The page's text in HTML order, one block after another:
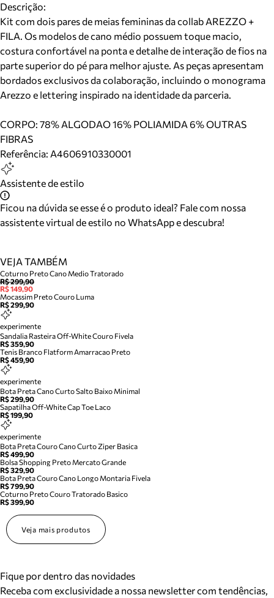
Descrição:
Kit com dois pares de meias femininas da collab AREZZO +
FILA. Os modelos de cano médio possuem toque macio,
costura confortável na ponta e detalhe de interação de fios na
parte superior do pé para melhor ajuste. As peças apresentam
bordados exclusivos da colaboração, incluindo o monograma
Arezzo e lettering inspirado na identidade da parceria.
CORPO: 78% ALGODAO 16% POLIAMIDA 6% OUTRAS
FIBRAS
Referência: A4606910330001
Assistente de estilo
Ficou na dúvida se esse é o produto ideal? Fale com nossa
assistente virtual de estilo no WhatsApp e descubra!
VEJA TAMBÉM
Coturno Preto Cano Medio Tratorado
R$ 299,90
R$ 149,90
Mocassim Preto Couro Luma
R$ 299,90
experimente
Sandalia Rasteira Off-White Couro Fivela
R$ 359,90
Tenis Branco Flatform Amarracao Preto
R$ 459,90
experimente
Bota Preta Cano Curto Salto Baixo Minimal
R$ 299,90
Sapatilha Off-White Cap Toe Laco
R$ 199,90
experimente
Bota Preta Couro Cano Curto Ziper Basica
R$ 499,90
Bolsa Shopping Preto Mercato Grande
R$ 329,90
Bota Preta Couro Cano Longo Montaria Fivela
R$ 799,90
Coturno Preto Couro Tratorado Basico
R$ 399,90
Veja mais produtos
Fique por dentro das novidades
Receba com exclusividade a nossa newsletter com tendências,